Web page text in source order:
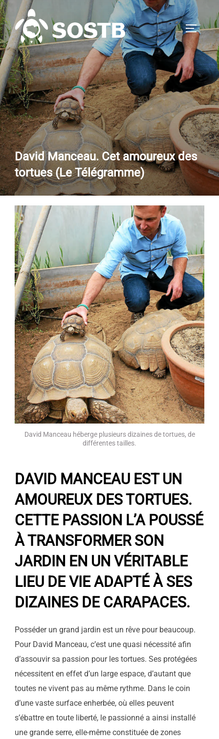
Aller
au
contenu
David Manceau. Cet amoureux des
tortues (Le Télégramme)
David Manceau héberge plusieurs dizaines de tortues, de
différentes tailles.
DAVID MANCEAU EST UN
AMOUREUX DES TORTUES.
CETTE PASSION L’A POUSSÉ
À TRANSFORMER SON
JARDIN EN UN VÉRITABLE
LIEU DE VIE ADAPTÉ À SES
DIZAINES DE CARAPACES.
Posséder un grand jardin est un rêve pour beaucoup.
Pour David Manceau, c’est une quasi nécessité afin
d’assouvir sa passion pour les tortues. Ses protégées
nécessitent en effet d’un large espace, d’autant que
toutes ne vivent pas au même rythme. Dans le coin
d’une vaste surface enherbée, où elles peuvent
s’ébattre en toute liberté, le passionné a ainsi installé
une grande serre, elle-même constituée de zones